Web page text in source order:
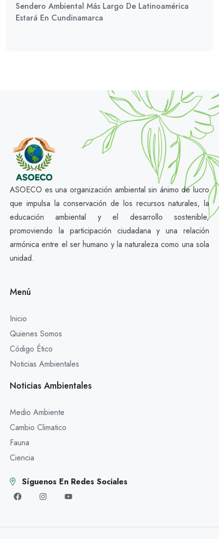
Sendero Ambiental Más Largo De Latinoamérica
Estará En Cundinamarca
ASOECO es una organización ambiental sin ánimo de lucro
que impulsa la conservación de los recursos naturales, la
educación ambiental y el desarrollo sostenible,
promoviendo la participación ciudadana y una relación
armónica entre el ser humano y la naturaleza como una sola
unidad.
Menú
Inicio
Quienes Somos
Código Ético
Noticias Ambientales
Noticias Ambientales
Medio Ambiente
Cambio Climatico
Fauna
Ciencia
Síguenos En Redes Sociales